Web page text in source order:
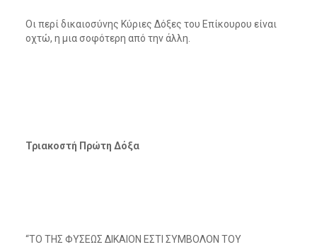
Οι περί δικαιοσύνης Κύριες Δόξες του Επίκουρου είναι
οχτώ, η μια σοφότερη από την άλλη.
Τριακοστή Πρώτη Δόξα
“ΤΟ ΤΗΣ ΦΥΣΕΩΣ ΔΙΚΑΙΟΝ ΕΣΤΙ ΣΥΜΒΟΛΟΝ ΤΟΥ